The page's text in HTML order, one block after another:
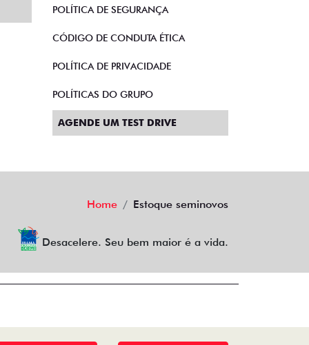
POLÍTICA DE SEGURANÇA
CÓDIGO DE CONDUTA ÉTICA
POLÍTICA DE PRIVACIDADE
POLÍTICAS DO GRUPO
AGENDE UM TEST DRIVE
Home Estoque seminovos
Desacelere. Seu bem maior é a vida.